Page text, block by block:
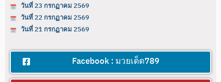
วันที่ 23 กรกฏาคม 2569
วันที่ 22 กรกฏาคม 2569
วันที่ 21 กรกฏาคม 2569
Facebook : มวยเด็ด789